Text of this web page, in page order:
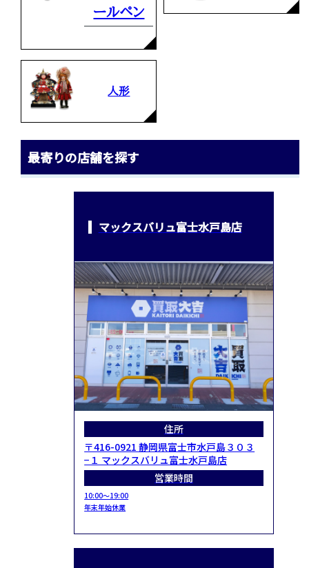
ールペン
人形
最寄りの店舗を探す
マックスバリュ富士水戸島店
住所
〒416-0921 静岡県富士市水戸島３０３
−１ マックスバリュ富士水戸島店
営業時間
10:00～19:00
年末年始休業